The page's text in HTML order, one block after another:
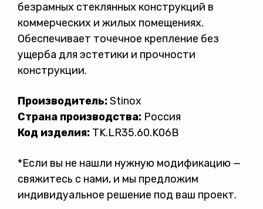
безрамных стеклянных конструкций в
коммерческих и жилых помещениях.
Обеспечивает точечное крепление без
ущерба для эстетики и прочности
конструкции.
Производитель:Stinox
Страна производства: Россия
Код изделия: TK.LR35.60.K06B
*Если вы не нашли нужную модификацию —
свяжитесь с нами, и мы предложим
индивидуальное решение под ваш проект.